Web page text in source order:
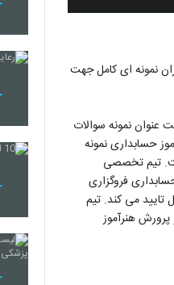
نمونه ای کامل جهت
عنوان نمونه سوالات
حسابداری نمونه
تیم تخصصی
فروگزاری
می کند. تیم
هنرآموز